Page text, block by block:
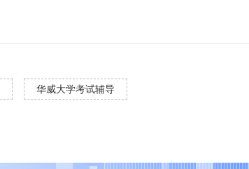
华威大学考试辅导